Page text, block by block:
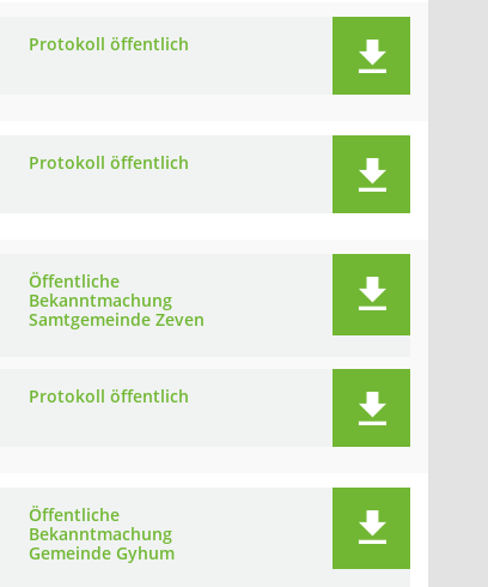
Protokoll öffentlich
Protokoll öffentlich
Öffentliche
Bekanntmachung
Samtgemeinde Zeven
Protokoll öffentlich
Öffentliche
Bekanntmachung
Gemeinde Gyhum